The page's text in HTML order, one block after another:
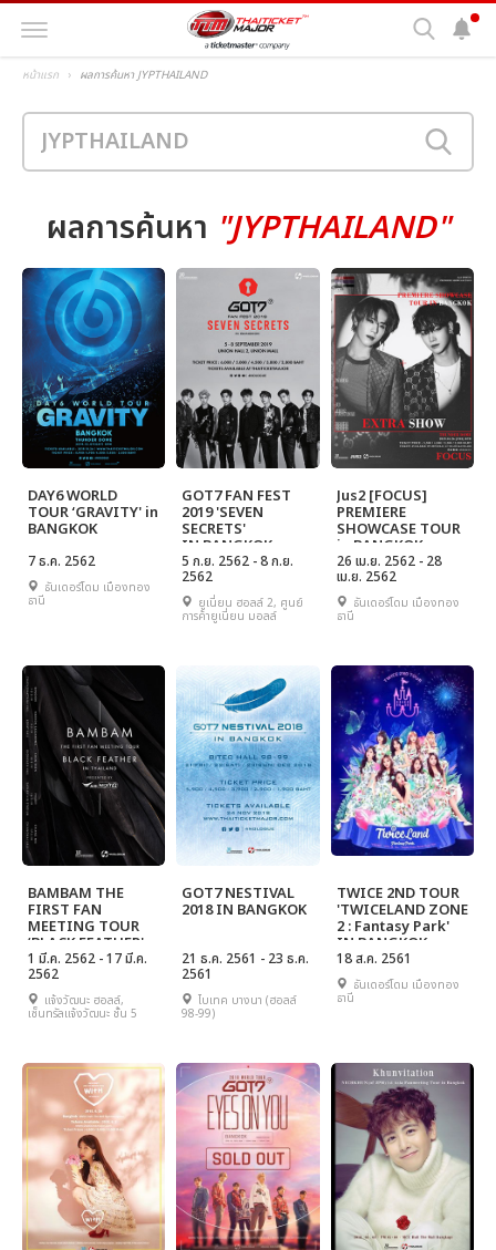
หน้าแรก ผลการค้นหา JYPTHAILAND
ผลการค้นหา "JYPTHAILAND"
DAY6 WORLD
TOUR ‘GRAVITY' in
BANGKOK
7 ธ.ค. 2562
ธันเดอร์โดม เมืองทอง
ธานี
GOT7 FAN FEST
2019 'SEVEN
SECRETS'
IN BANGKOK
5 ก.ย. 2562 - 8 ก.ย.
2562
ยูเนี่ยน ฮอลล์ 2, ศูนย์
การค้ายูเนี่ยน มอลล์
Jus2 [FOCUS]
PREMIERE
SHOWCASE TOUR
in BANGKOK
26 เม.ย. 2562 - 28
เม.ย. 2562
ธันเดอร์โดม เมืองทอง
ธานี
BAMBAM THE
FIRST FAN
MEETING TOUR
‘BLACK FEATHER'
IN THAILAND
PRESENTED BY AIS
NEXT G
1 มี.ค. 2562 - 17 มี.ค.
2562
แจ้งวัฒนะ ฮอลล์,
เซ็นทรัลแจ้งวัฒนะ ชั้น 5
GOT7 NESTIVAL
2018 IN BANGKOK
21 ธ.ค. 2561 - 23 ธ.ค.
2561
ไบเทค บางนา (ฮอลล์
98-99)
TWICE 2ND TOUR
'TWICELAND ZONE
2 : Fantasy Park'
IN BANGKOK
18 ส.ค. 2561
ธันเดอร์โดม เมืองทอง
ธานี